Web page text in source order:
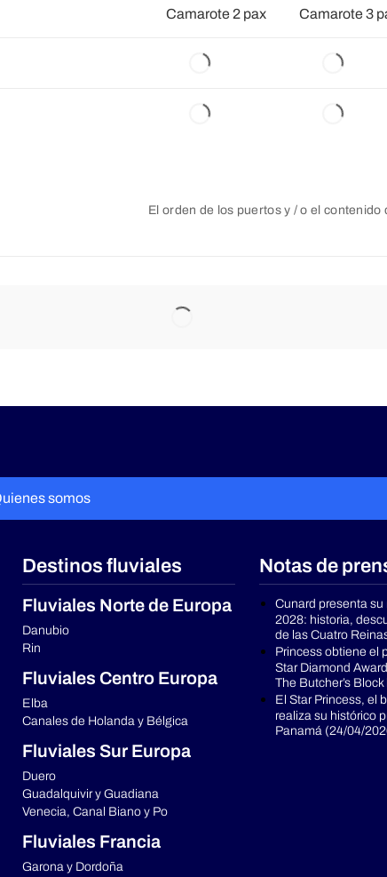
Camarote 2 pax Camarote 3
El orden de los puertos y / o el
somos
Destinos fluviales
Fluviales Norte de Europa
Danubio
Rin
Fluviales Centro Europa
Elba
Canales de Holanda y Bélgica
Fluviales Sur Europa
Duero
Guadalquivir y Guadiana
Venecia, Canal Biano y Po
Fluviales Francia
Garona y Dordoña
Notas de
Cunard presenta
2028: historia,
de las Cuatro
Princess obtiene el
Star Diamond
The Butcher’s
El Star Princess, el
realiza su histórico
Panamá (24/04/